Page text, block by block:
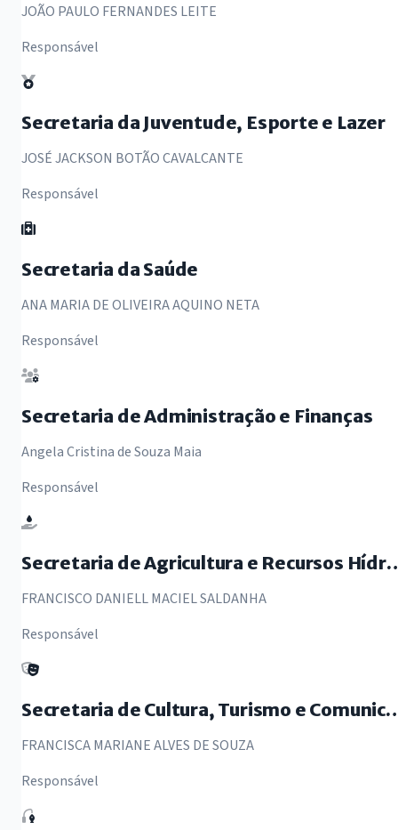
JOÃO PAULO FERNANDES LEITE
Responsável
Secretaria da Juventude, Esporte e Lazer
JOSÉ JACKSON BOTÃO CAVALCANTE
Responsável
Secretaria da Saúde
ANA MARIA DE OLIVEIRA AQUINO NETA
Responsável
Secretaria de Administração e Finanças
Angela Cristina de Souza Maia
Responsável
Secretaria de
FRANCISCO DANIELL MACIEL SALDANHA
Responsável
Secretaria de
FRANCISCA MARIANE ALVES DE SOUZA
Responsável